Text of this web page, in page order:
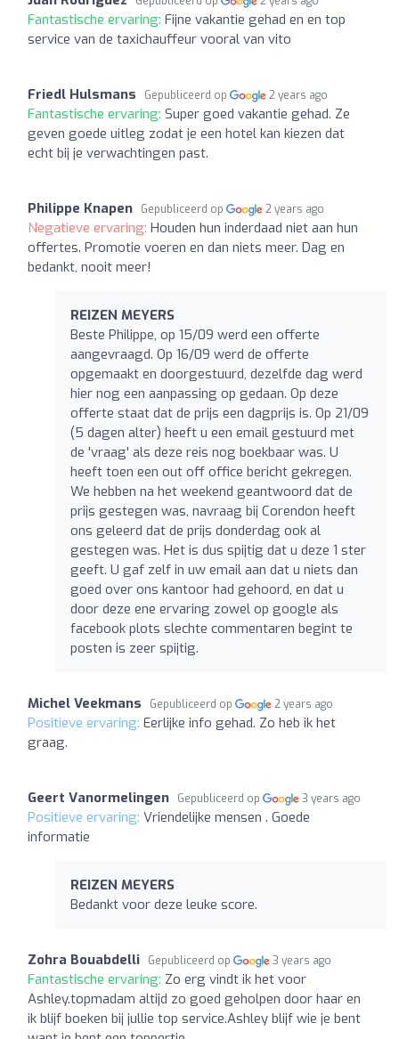
Fantastische ervaring: Fijne vakantie gehad en en top
service van de taxichauffeur vooral van vito
Friedl Hulsmans Gepubliceerd op 2 years ago
Fantastische ervaring: Super goed vakantie gehad. Ze
geven goede uitleg zodat je een hotel kan kiezen dat
echt bij je verwachtingen past.
Philippe Knapen Gepubliceerd op 2 years ago
Negatieve ervaring: Houden hun inderdaad niet aan hun
offertes. Promotie voeren en dan niets meer. Dag en
bedankt, nooit meer!
REIZEN MEYERS
Beste Philippe, op 15/09 werd een offerte
aangevraagd. Op 16/09 werd de offerte
opgemaakt en doorgestuurd, dezelfde dag werd
hier nog een aanpassing op gedaan. Op deze
offerte staat dat de prijs een dagprijs is. Op 21/09
(5 dagen alter) heeft u een email gestuurd met
de 'vraag' als deze reis nog boekbaar was. U
heeft toen een out off office bericht gekregen.
We hebben na het weekend geantwoord dat de
prijs gestegen was, navraag bij Corendon heeft
ons geleerd dat de prijs donderdag ook al
gestegen was. Het is dus spijtig dat u deze 1 ster
geeft. U gaf zelf in uw email aan dat u niets dan
goed over ons kantoor had gehoord, en dat u
door deze ene ervaring zowel op google als
facebook plots slechte commentaren begint te
posten is zeer spijtig.
Michel Veekmans Gepubliceerd op 2 years ago
Positieve ervaring: Eerlijke info gehad. Zo heb ik het
graag.
Geert Vanormelingen Gepubliceerd op 3 years ago
Positieve ervaring: Vriendelijke mensen . Goede
informatie
REIZEN MEYERS
Bedankt voor deze leuke score.
Zohra Bouabdelli Gepubliceerd op 3 years ago
Fantastische ervaring: Zo erg vindt ik het voor
Ashley.topmadam altijd zo goed geholpen door haar en
ik blijf boeken bij jullie top service.Ashley blijf wie je bent